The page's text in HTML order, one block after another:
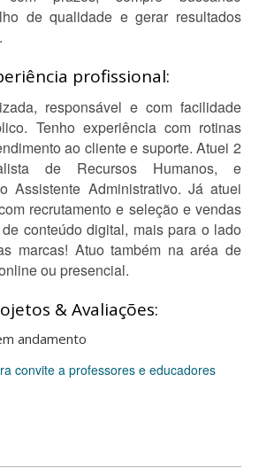
de qualidade e gerar resultados
profissional:
responsável e com facilidade
Tenho experiência com rotinas
ao cliente e suporte. Atuei 2
de Recursos Humanos, e
Assistente Administrativo. Já atuei
recrutamento e seleção e vendas
conteúdo digital, mais para o lado
marcas! Atuo também na aréa de
ou presencial.
& Avaliações:
andamento
convite a professores e educadores